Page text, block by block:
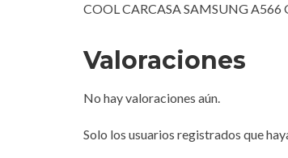
COOL CARCASA SAMSUNG
Valoraciones
No hay valoraciones aún.
Solo los usuarios registrados que